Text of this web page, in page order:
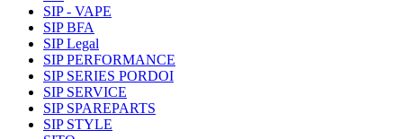
SIP - VAPE
SIP BFA
SIP Legal
SIP PERFORMANCE
SIP SERIES PORDOI
SIP SERVICE
SIP SPAREPARTS
SIP STYLE